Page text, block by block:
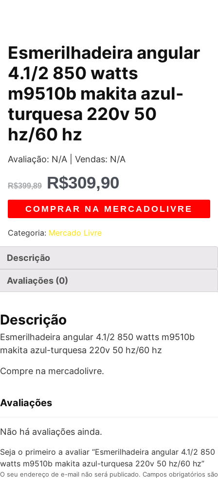
Esmerilhadeira angular
4.1/2 850 watts
m9510b makita azul-
turquesa 220v 50
hz/60 hz
Avaliação: N/A | Vendas: N/A
R$399,89
O
preço
original
era:
R$399,89.
R$309,90
O
preço
atual
é:
R$309,90.
COMPRAR NA MERCADOLIVRE
Categoria: Mercado Livre
Descrição
Avaliações (0)
Descrição
Esmerilhadeira angular 4.1/2 850 watts m9510b
makita azul-turquesa 220v 50 hz/60 hz
Compre na mercadolivre.
Avaliações
Não há avaliações ainda.
Seja o primeiro a avaliar “Esmerilhadeira angular 4.1/2 850
watts m9510b makita azul-turquesa 220v 50 hz/60 hz”
O seu endereço de e-mail não será publicado. Campos obrigatórios são